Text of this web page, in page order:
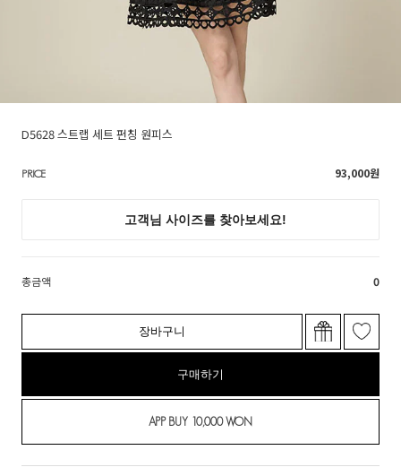
D5628 스트랩 세트 펀칭 원피스
PRICE 93,000원
총금액 0
장바구니
구매하기